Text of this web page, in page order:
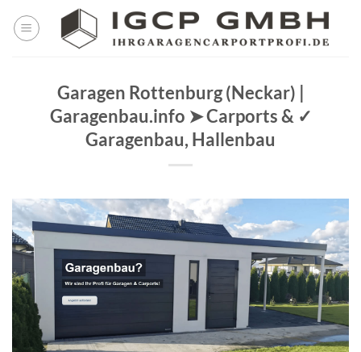
Garagen Rottenburg (Neckar) |
Garagenbau.info ➤ Carports & ✓
Garagenbau, Hallenbau